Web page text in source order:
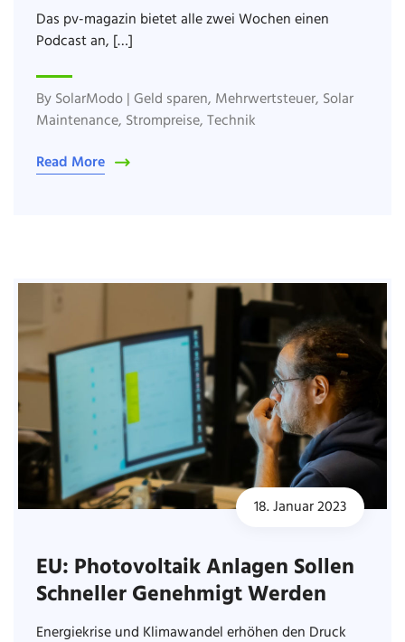
Das pv-magazin bietet alle zwei Wochen einen
Podcast an, […]
BySolarModo|Geld sparen, Mehrwertsteuer, Solar
Maintenance, Strompreise,Technik
Read More
18. Januar 2023
EU: Photovoltaik Anlagen Sollen
Schneller Genehmigt Werden
Energiekrise und Klimawandel erhöhen den Druck